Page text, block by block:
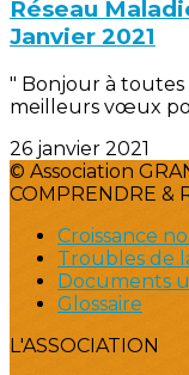
Réseau
Janvier 2021
" Bonjour à toutes
meilleurs vœux
26 janvier 2021
© Association
COMPRENDRE &
Croissance
Troubles de
Documents
Glossaire
L'ASSOCIATION